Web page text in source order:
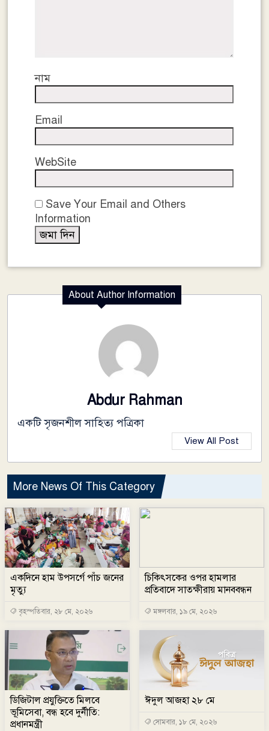
নাম
Email
WebSite
Save Your Email and Others
Information
About Author Information
Abdur Rahman
একটি সৃজনশীল সাহিত্য পত্রিকা
View All Post
More News Of This Category
একদিনে হাম উপসর্গে পাঁচ জনের
মৃত্যু
বৃহস্পতিবার, ২৮ মে, ২০২৬
চিকিৎসকের ওপর হামলার
প্রতিবাদে সাতক্ষীরায় মানববন্ধন
মঙ্গলবার, ১৯ মে, ২০২৬
ডিজিটাল প্রযুক্তিতে মিলবে
ভূমিসেবা, বন্ধ হবে দুর্নীতি:
প্রধানমন্ত্রী
ঈদুল আজহা ২৮ মে
সোমবার, ১৮ মে, ২০২৬